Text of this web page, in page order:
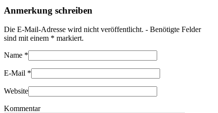
Anmerkung schreiben
Die E-Mail-Adresse wird nicht veröffentlicht. - Benötigte Felder
sind mit einem * markiert.
Name *
E-Mail *
Website
Kommentar